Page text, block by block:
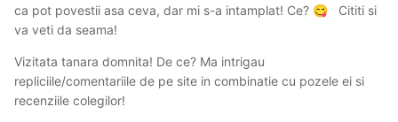
ca pot povestii asa ceva, dar mi s-a intamplat! Ce? 😋 Cititi si
va veti da seama!
Vizitata tanara domnita! De ce? Ma intrigau
repliciile/comentariile de pe site in combinatie cu pozele ei si
recenziile colegilor!